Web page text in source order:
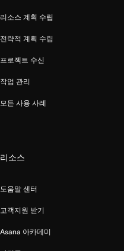
리소스 계획 수립
전략적 계획 수립
프로젝트 수신
작업 관리
모든 사용 사례
리소스
도움말 센터
고객지원 받기
Asana 아카데미